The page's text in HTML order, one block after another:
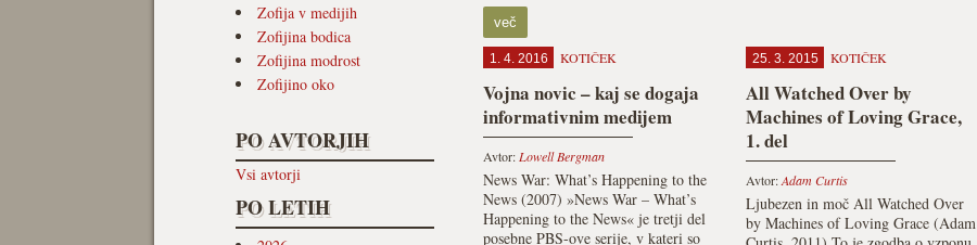
Zofija v medijih
Zofijina bodica
Zofijina modrost
Zofijino oko
PO AVTORJIH
Vsi avtorji
PO LETIH
več
1. 4. 2016 KOTIČEK
Vojna novic – kaj se dogaja
informativnim medijem
Avtor: Lowell Bergman
News War: What’s Happening to the
News (2007) »News War – What’s
Happening to the News« je tretji del
posebne PBS-ove serije, v kateri so
25. 3. 2015 KOTIČEK
All Watched Over by
Machines of Loving Grace,
1. del
Avtor:Adam Curtis
Ljubezen in moč All Watched Over
by Machines of Loving Grace (Adam